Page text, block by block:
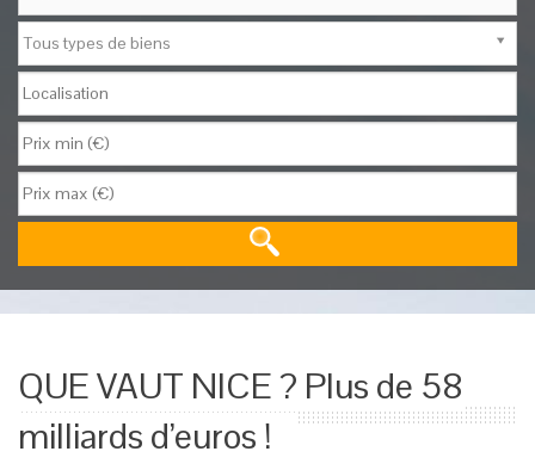
Tous types de biens
QUE VAUT NICE ? Plus de 58
milliards d’euros !